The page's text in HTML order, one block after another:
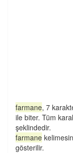
farmane, 7
ile biter. Tüm
şeklindedir.
farmane
gösterilir.